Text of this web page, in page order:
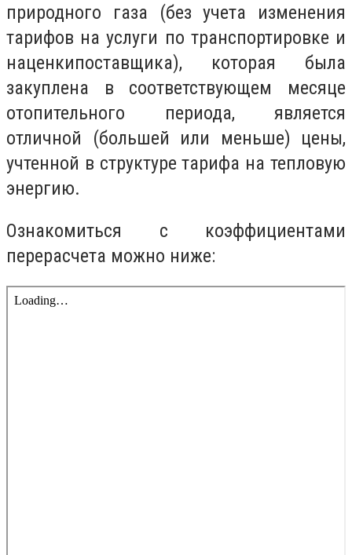
природного газа (без учета изменения
тарифов на услуги по транспортировке и
наценкипоставщика), которая была
закуплена в соответствующем месяце
отопительного периода, является
отличной (большей или меньше) цены,
учтенной в структуре тарифа на тепловую
энергию.
Ознакомиться с коэффициентами
перерасчета можно ниже: